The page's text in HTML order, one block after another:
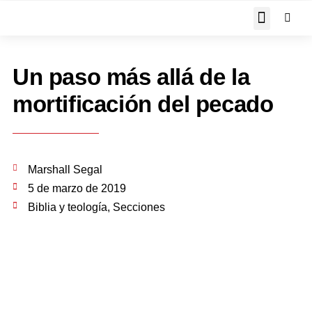
Un paso más allá de la
mortificación del pecado
Marshall Segal
5 de marzo de 2019
Biblia y teología, Secciones